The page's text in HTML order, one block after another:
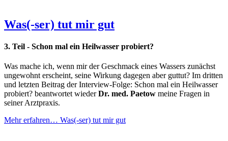
Was(-ser) tut mir gut
3. Teil - Schon mal ein Heilwasser probiert?
Was mache ich, wenn mir der Geschmack eines Wassers zunächst
ungewohnt erscheint, seine Wirkung dagegen aber guttut? Im dritten
und letzten Beitrag der Interview-Folge: Schon mal ein Heilwasser
probiert? beantwortet wiederDr. med. Paetow meine Fragen in
seiner Arztpraxis.
Mehr erfahren… Was(-ser) tut mir gut